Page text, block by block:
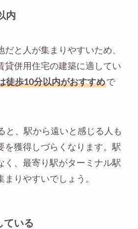
内
だと人が集まりやすいため、
貸併用住宅の建築に適してい
徒歩10分以内がおすすめで
と、駅から遠いと感じる人も
を獲得しづらくなります。駅
く、最寄り駅がターミナル駅
まりやすいでしょう。
ている